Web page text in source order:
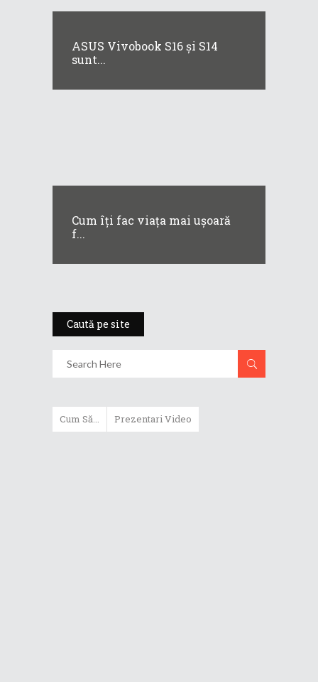
ASUS Vivobook S16 și S14
sunt...
Cum îți fac viața mai ușoară
f...
Caută pe site
Cum Să... Prezentari Video